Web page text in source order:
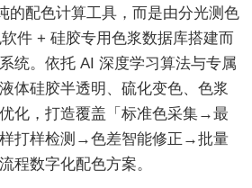
的配色计算工具，而是由分光测色
件 + 硅胶专用色浆数据库搭建而
统。依托 AI 深度学习算法与专属
体硅胶半透明、硫化变色、色浆
化，打造覆盖「标准色采集→最
打样检测→色差智能修正→批量
程数字化配色方案。